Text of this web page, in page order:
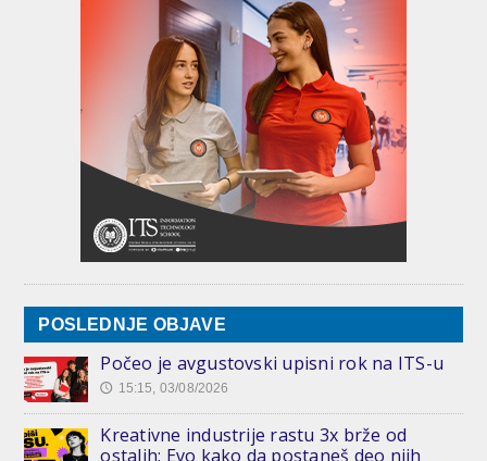
POSLEDNJE OBJAVE
Počeo je avgustovski upisni rok na ITS-u
🕔 15:15, 03/08/2026
Kreativne industrije rastu 3x brže od
ostalih: Evo kako da postaneš deo njih